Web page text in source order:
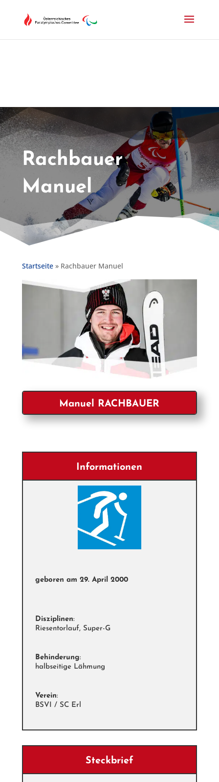
Rachbauer
Manuel
Startseite» Rachbauer Manuel
Manuel RACHBAUER
Informationen
geboren am 29. April 2000
Disziplinen:
Riesentorlauf, Super-G
Behinderung:
halbseitige Lähmung
Verein:
BSVI / SC Erl
Steckbrief